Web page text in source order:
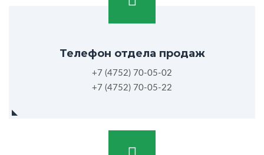
Телефон отдела продаж
+7 (4752) 70-05-02
+7 (4752) 70-05-22